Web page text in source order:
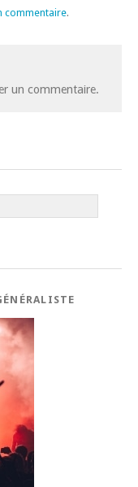
commentaire.
un commentaire.